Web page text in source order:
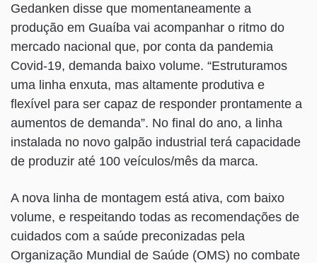
Gedanken disse que momentaneamente a
produção em Guaíba vai acompanhar o ritmo do
mercado nacional que, por conta da pandemia
Covid-19, demanda baixo volume. “Estruturamos
uma linha enxuta, mas altamente produtiva e
flexível para ser capaz de responder prontamente a
aumentos de demanda”. No final do ano, a linha
instalada no novo galpão industrial terá capacidade
de produzir até 100 veículos/mês da marca.
A nova linha de montagem está ativa, com baixo
volume, e respeitando todas as recomendações de
cuidados com a saúde preconizadas pela
Organização Mundial de Saúde (OMS) no combate